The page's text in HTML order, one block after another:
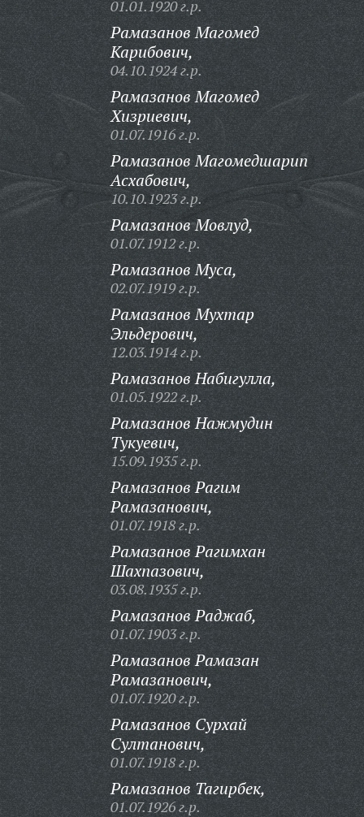
01.01.1920 г.р.
Рамазанов Магомед
Карибович,
04.10.1924 г.р.
Рамазанов Магомед
Хизриевич,
01.07.1916 г.р.
Рамазанов Магомедшарип
Асхабович,
10.10.1923 г.р.
Рамазанов Мовлуд,
01.07.1912 г.р.
Рамазанов Муса,
02.07.1919 г.р.
Рамазанов Мухтар
Эльдерович,
12.03.1914 г.р.
Рамазанов Набигулла,
01.05.1922 г.р.
Рамазанов Нажмудин
Тукуевич,
15.09.1935 г.р.
Рамазанов Рагим
Рамазанович,
01.07.1918 г.р.
Рамазанов Рагимхан
Шахпазович,
03.08.1935 г.р.
Рамазанов Раджаб,
01.07.1903 г.р.
Рамазанов Рамазан
Рамазанович,
01.07.1920 г.р.
Рамазанов Сурхай
Султанович,
01.07.1918 г.р.
Рамазанов Тагирбек,
01.07.1926 г.р.